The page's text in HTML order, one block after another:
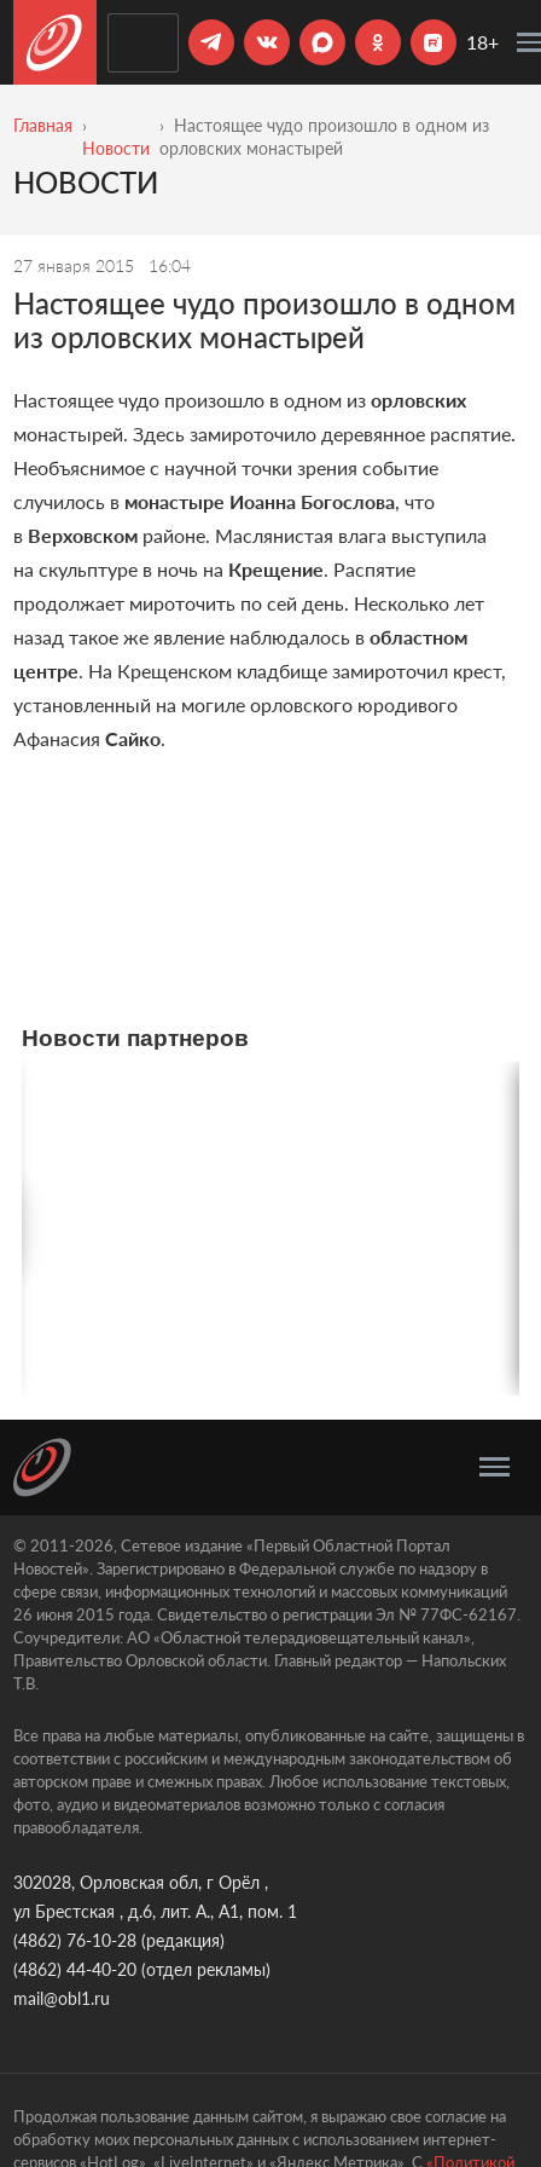
18+
Главная
Новости
Настоящее чудо произошло в одном из
орловских монастырей
НОВОСТИ
27 января 2015 16:04
Настоящее чудо произошло в одном
из орловских монастырей
Настоящее чудо произошло в одном из орловских
монастырей. Здесь замироточило деревянное распятие.
Необъяснимое с научной точки зрения событие
случилось в монастыре Иоанна Богослова, что
в Верховскомрайоне. Маслянистая влага выступила
на скульптуре в ночь на Крещение . Распятие
продолжает мироточить по сей день. Несколько лет
назад такое же явление наблюдалось в областном
центре . На Крещенском кладбище замироточил крест,
установленный на могиле орловского юродивого
Афанасия Сайко.
Новости партнеров
© 2011-2026, Сетевое издание «Первый Областной Портал
Новостей». Зарегистрировано в Федеральной службе по надзору в
сфере связи, информационных технологий и массовых коммуникаций
26 июня 2015 года. Свидетельство о регистрации Эл № 77ФС-62167.
Соучредители: АО «Областной телерадиовещательный канал»,
Правительство Орловской области. Главный редактор — Напольских
Т.В.
Все права на любые материалы, опубликованные на сайте, защищены в
соответствии с российским и международным законодательством об
авторском праве и смежных правах. Любое использование текстовых,
фото, аудио и видеоматериалов возможно только с согласия
правообладателя.
302028, Орловская обл, г Орёл ,
ул Брестская , д.6, лит. А., А1, пом. 1
(4862) 76-10-28(редакция)
(4862) 44-40-20(отдел рекламы)
mail@obl1.ru
Продолжая пользование данным сайтом, я выражаю свое согласие на
обработку моих персональных данных с использованием интернет-
сервисов «HotLog», «LiveInternet» и «Яндекс.Метрика». С «Политикой